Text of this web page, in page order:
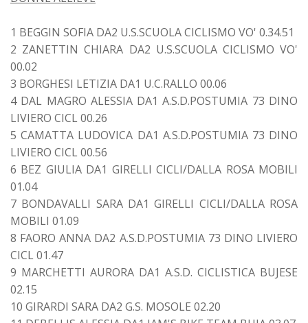
1 BEGGIN SOFIA DA2 U.S.SCUOLA CICLISMO VO' 0.34.51
2 ZANETTIN CHIARA DA2 U.S.SCUOLA CICLISMO VO'
00.02
3 BORGHESI LETIZIA DA1 U.C.RALLO 00.06
4 DAL MAGRO ALESSIA DA1 A.S.D.POSTUMIA 73 DINO
LIVIERO CICL 00.26
5 CAMATTA LUDOVICA DA1 A.S.D.POSTUMIA 73 DINO
LIVIERO CICL 00.56
6 BEZ GIULIA DA1 GIRELLI CICLI/DALLA ROSA MOBILI
01.04
7 BONDAVALLI SARA DA1 GIRELLI CICLI/DALLA ROSA
MOBILI 01.09
8 FAORO ANNA DA2 A.S.D.POSTUMIA 73 DINO LIVIERO
CICL 01.47
9 MARCHETTI AURORA DA1 A.S.D. CICLISTICA BUJESE
02.15
10 GIRARDI SARA DA2 G.S. MOSOLE 02.20